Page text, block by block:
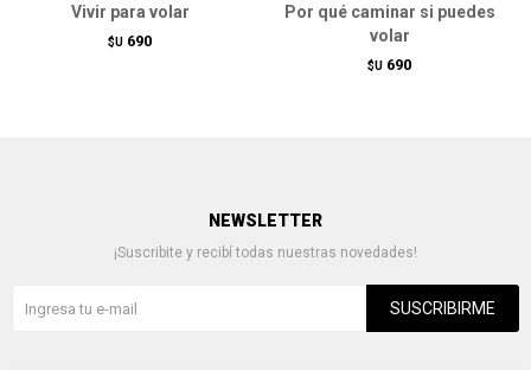
Vivir para volar
$U 690
Por qué caminar si puedes
volar
$U 690
NEWSLETTER
¡Suscribite y recibí todas nuestras novedades!
SUSCRIBIRME